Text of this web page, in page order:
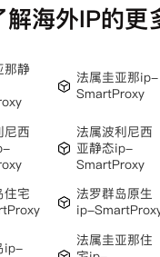
解海外IP的更
那静
法属圭亚那ip-
SmartProxy
尼西
法属波利尼西
亚静态ip-
SmartProxy
住宅
法罗群岛原生
ip-
ip-
法属圭亚那住